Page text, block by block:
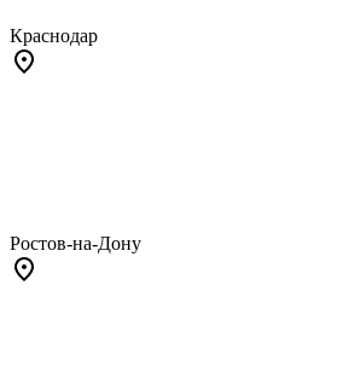
Краснодар
Ростов-на-Дону